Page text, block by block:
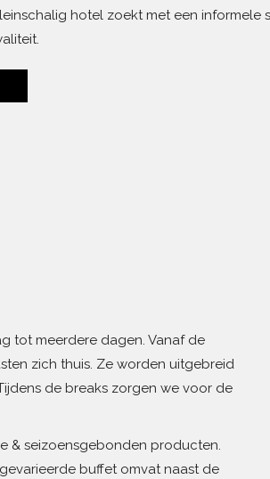
hotel zoekt met een informele
tot meerdere dagen. Vanaf de
zich thuis. Ze worden uitgebreid
de breaks zorgen we voor de
& seizoensgebonden producten.
buffet omvat naast de